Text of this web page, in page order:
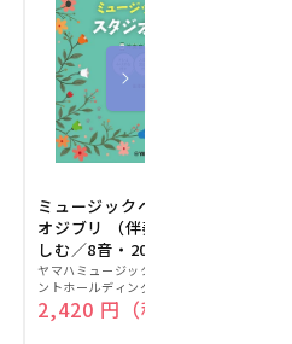
ミュージックベルでスタジ
オジブリ （伴奏音源と楽
しむ／8音・20音ベル対応
／ドレミふりがな付）
販
売
元:
ヤマハミュージックエンタテインメ
ントホールディングス
通常価格
2,420 円（税込）